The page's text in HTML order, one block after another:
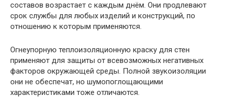
составов возрастает с каждым днём. Они продлевают
срок службы для любых изделий и конструкций, по
отношению к которым применяются.
Огнеупорную теплоизоляционную краску для стен
применяют для защиты от всевозможных негативных
факторов окружающей среды. Полной звукоизоляции
они не обеспечат, но шумопоглощающими
характеристиками тоже отличаются.